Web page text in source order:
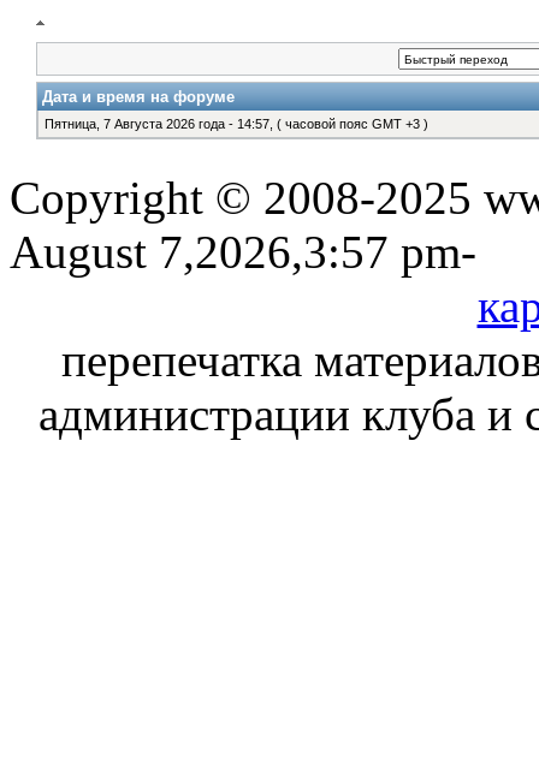
Дата и время на форуме
Пятница, 7 Августа 2026 года - 14:57, ( часовой пояс GMT +3 )
Copyright © 2008-2025
August 7,2026,3:57 pm-
перепечатка
администрации клуба и